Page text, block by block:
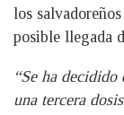
los
posible llegada
“Se ha
una tercera